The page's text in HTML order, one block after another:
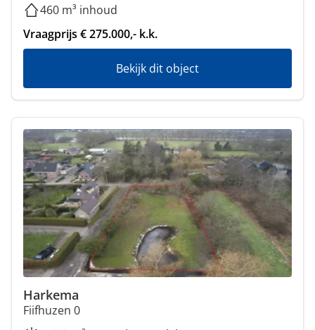
460 m³ inhoud
Vraagprijs € 275.000,- k.k.
Bekijk dit object
Harkema
Fiifhuzen 0